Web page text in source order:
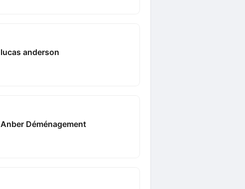
lucas anderson
Anber Déménagement